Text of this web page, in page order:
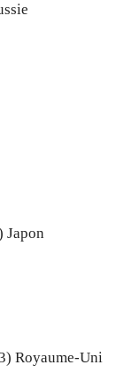
Japon
Royaume-Uni